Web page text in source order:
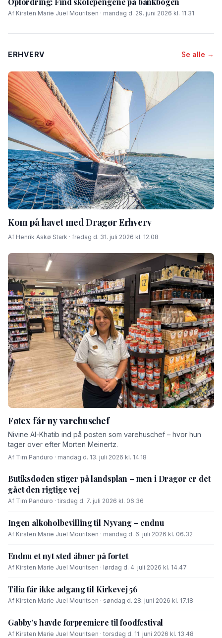
Af Kirsten Marie Juel Mouritsen · mandag d. 29. juni 2026 kl. 11.31
ERHVERV Se alle →
Kom på havet med Dragør Erhverv
Af Henrik Askø Stark · fredag d. 31. juli 2026 kl. 12.08
Føtex får ny varehuschef
Nivine Al-Khatib ind på posten som varehuschef – hvor hun
tager over efter Morten Meinertz.
Af Tim Panduro · mandag d. 13. juli 2026 kl. 14.18
Butiksdøden stiger på landsplan – men i Dragør er det
gået den rigtige vej
Af Tim Panduro · tirsdag d. 7. juli 2026 kl. 06.36
Ingen alkoholbevilling til Nyvang – endnu
Af Kirsten Marie Juel Mouritsen · mandag d. 6. juli 2026 kl. 06.32
Endnu et nyt sted åbner på fortet
Af Kirsten Marie Juel Mouritsen · lørdag d. 4. juli 2026 kl. 14.47
Tilia får ikke adgang til Kirkevej 56
Af Kirsten Marie Juel Mouritsen · søndag d. 28. juni 2026 kl. 17.18
Gabby’s havde forpremiere til foodfestival
Af Kirsten Marie Juel Mouritsen · torsdag d. 11. juni 2026 kl. 13.48